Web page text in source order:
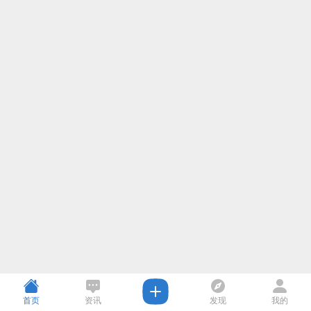
首页 资讯 发现 我的